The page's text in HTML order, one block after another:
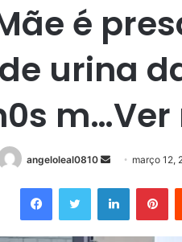
é
urina
m…Ver
angeloleal0810
Mande
e-
março 12,
FacebookTwitter Linkedin